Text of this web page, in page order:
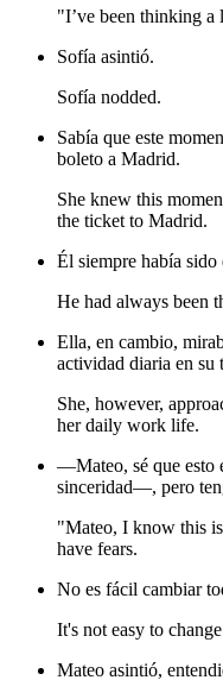
"I’ve been thinking a
Sofía asintió.
Sofía nodded.
Sabía que este
boleto a Madrid.
She knew this
the ticket to Madrid.
Él siempre había sido
He had always been
Ella, en cambio,
actividad diaria en su
She, however,
her daily work life.
—Mateo, sé que esto
sinceridad—, pero
"Mateo, I know this
have fears.
No es fácil cambiar
It's not easy to
Mateo asintió,